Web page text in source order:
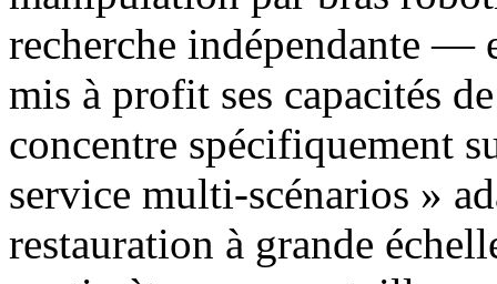
recherche indépendante —
mis à profit ses capacités
concentre spécifiquement
service multi-scénarios »
restauration à grande